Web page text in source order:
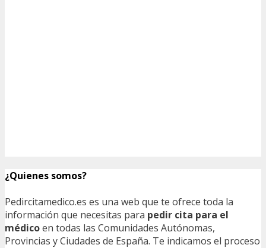
¿Quienes somos?
Pedircitamedico.es es una web que te ofrece toda la
información que necesitas para pedir cita para el
médicoen todas las Comunidades Autónomas,
Provincias y Ciudades de España. Te indicamos el proceso